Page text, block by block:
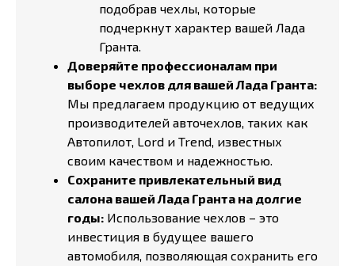
подобрав чехлы, которые
подчеркнут характер вашей Лада
Гранта.
Доверяйте профессионалам при
выборе чехлов для вашей Лада Гранта:
Мы предлагаем продукцию от ведущих
производителей авточехлов, таких как
Автопилот, Lord и Trend, известных
своим качеством и надежностью.
Сохраните привлекательный вид
салона вашей Лада Гранта на долгие
годы: Использование чехлов – это
инвестиция в будущее вашего
автомобиля, позволяющая сохранить его